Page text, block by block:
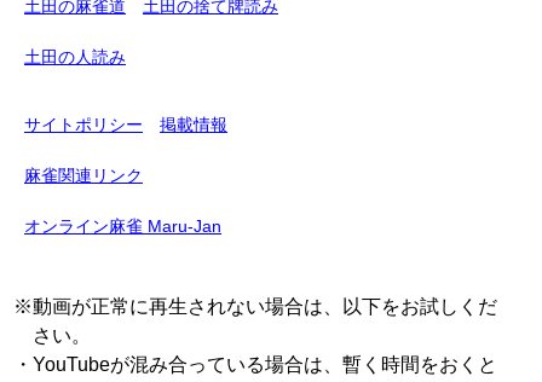
土田の麻雀道 土田の捨て牌読み
土田の人読み
サイトポリシー 掲載情報
麻雀関連リンク
オンライン麻雀 Maru-Jan
※動画が正常に再生されない場合は、以下をお試しくだ
さい。
・YouTubeが混み合っている場合は、暫く時間をおくと